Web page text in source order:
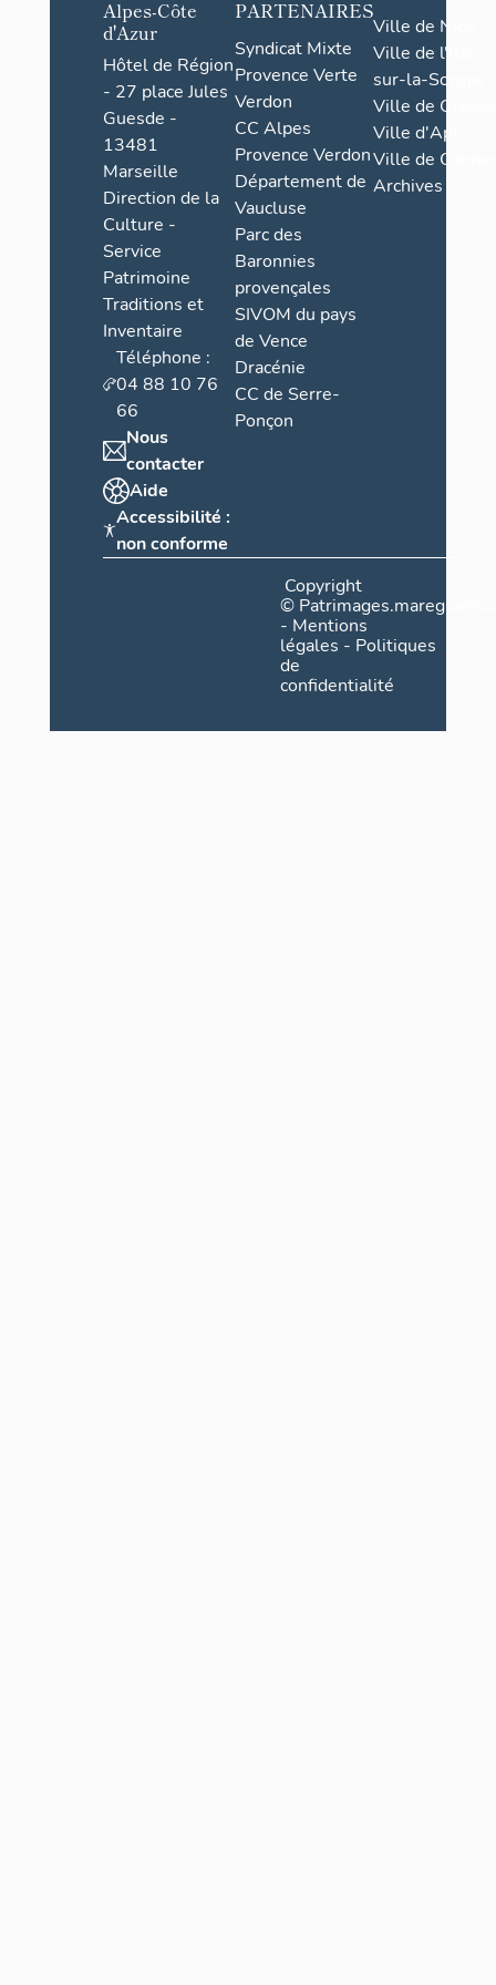
Alpes-Côte
d'Azur
Hôtel de Région
- 27 place Jules
Guesde -
13481
Marseille
Direction de la
Culture -
Service
Patrimoine
Traditions et
Inventaire
Téléphone :
04 88 10 76
66
Nous
contacter
Aide
Accessibilité :
non conforme
PARTENAIRES
Syndicat Mixte
Provence Verte
Verdon
CC Alpes
Provence Verdon
Département de
Vaucluse
Parc des
Baronnies
provençales
SIVOM du pays
de Vence
Dracénie
CC de Serre-
Ponçon
Ville de Nice
Ville de l'Isle-
sur-la-Sorgue
Ville de Grasse
Ville d'Apt
Ville de
Archives
Copyright
©
- Mentions
légales - Politiques
de
confidentialité